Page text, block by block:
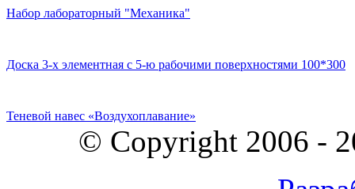
Набор лабораторный "Механика"
Доска 3-х элементная с 5-ю рабочими поверхностями 100*300
Теневой навес «Воздухоплавание»
© Copyright 2006 -